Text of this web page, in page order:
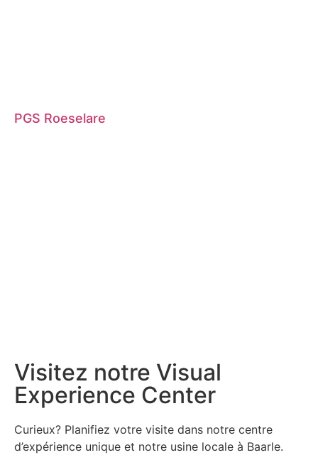
PGS Roeselare
Visitez notre Visual
Experience Center
Curieux? Planifiez votre visite dans notre centre
d’expérience unique et notre usine locale à Baarle.